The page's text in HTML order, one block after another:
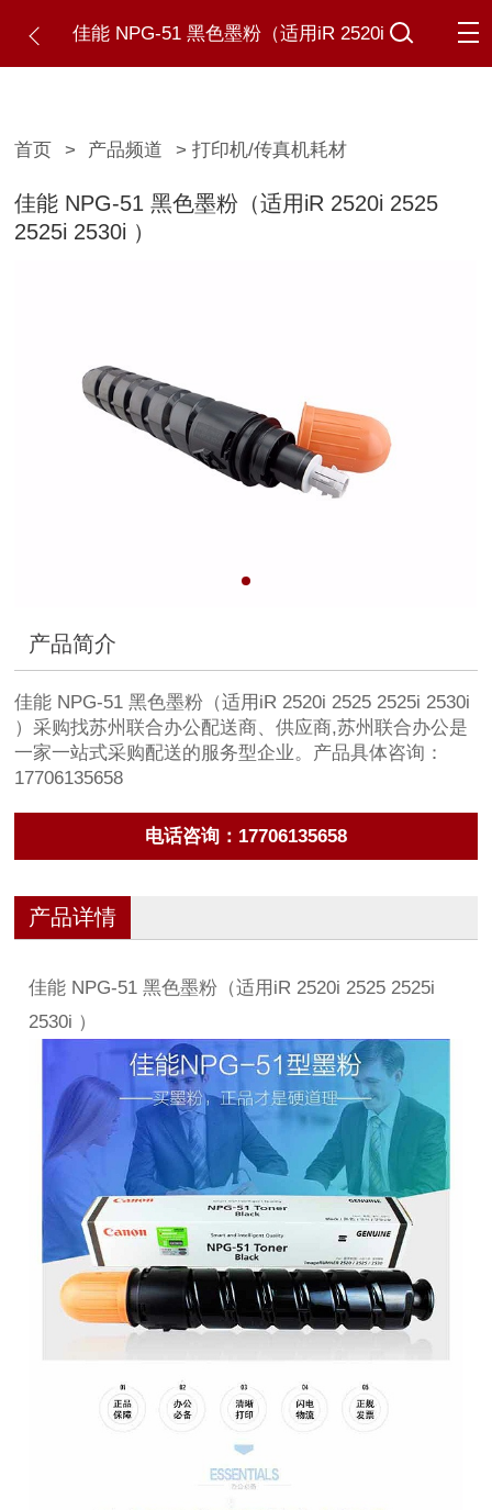
佳能 NPG-51 黑色墨粉（适用iR 2520i
首页 > 产品频道 > 打印机/传真机耗材
佳能 NPG-51 黑色墨粉（适用iR 2520i 2525
2525i 2530i ）
产品简介
佳能 NPG-51 黑色墨粉（适用iR 2520i 2525 2525i 2530i
）采购找苏州联合办公配送商、供应商,苏州联合办公是
一家一站式采购配送的服务型企业。产品具体咨询：
17706135658
电话咨询：17706135658
产品详情
佳能 NPG-51 黑色墨粉（适用iR 2520i 2525 2525i
2530i ）